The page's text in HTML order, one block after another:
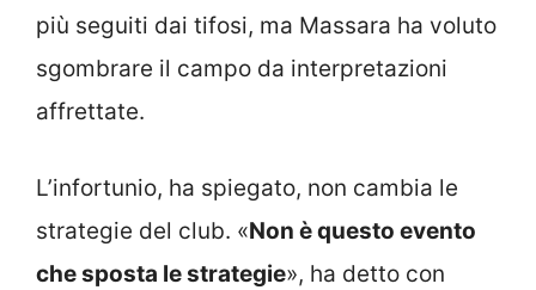
più seguiti dai tifosi, ma Massara ha voluto
sgombrare il campo da interpretazioni
affrettate.
L’infortunio, ha spiegato, non cambia le
strategie del club. «Non è questo evento
che sposta le strategie», ha detto con